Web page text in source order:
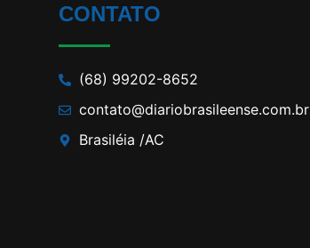
CONTATO
(68) 99202-8652
contato@diariobrasileense.com.br
Brasiléia /AC